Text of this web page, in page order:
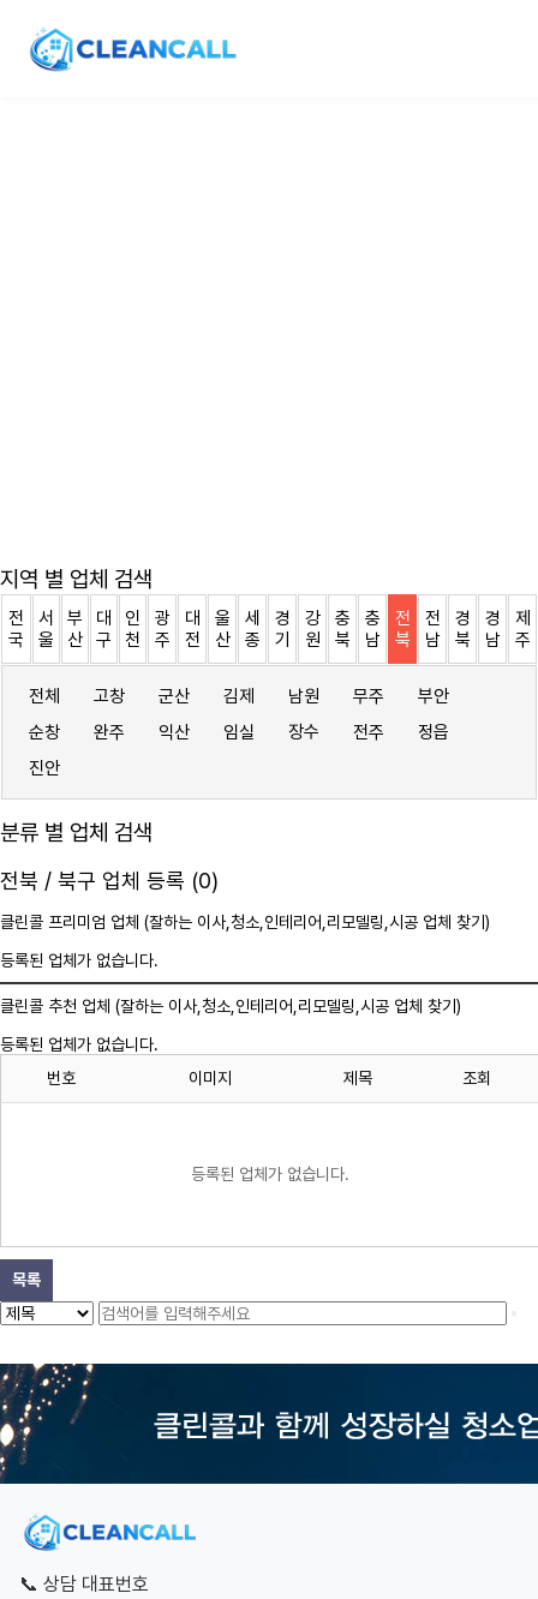
지역 별 업체 검색
전
국
서
울
부
산
대
구
인
천
광
주
대
전
울
산
세
종
경
기
강
원
충
북
충
남
전
북
전
남
경
북
경
남
제
주
전체 고창 군산 김제 남원 무주
부안
순창
완주 익산 임실 장수 전주
정읍
진안
분류 별 업체 검색
전북 / 북구 업체 등록 (0)
클린콜 프리미엄 업체 (잘하는 이사, 청소 ,인테리어,리모델링,시공 업체 찾기)
등록된 업체가 없습니다.
클린콜 추천 업체 (잘하는 이사, 청소 ,인테리어,리모델링,시공 업체 찾기)
등록된 업체가 없습니다.
번호
이미지 제목 조회
등록된 업체가 없습니다.
목록
📞 상담 대표번호